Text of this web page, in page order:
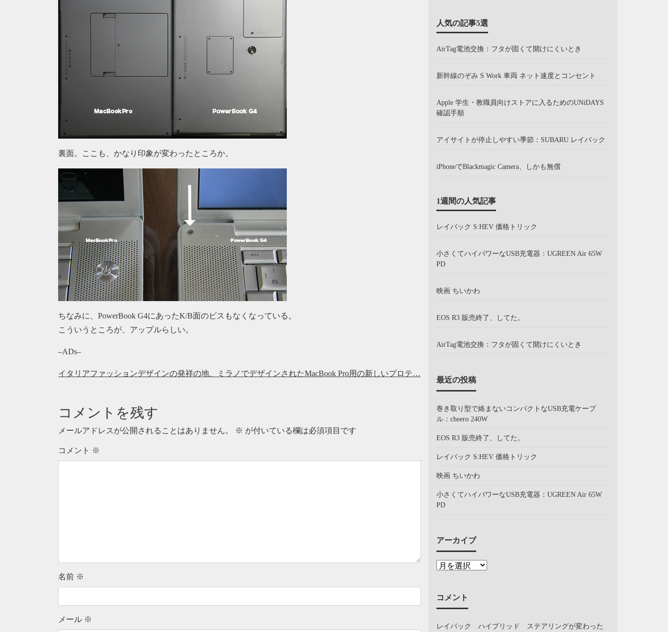
裏面。ここも、かなり印象が変わったところか。
ちなみに、PowerBook G4にあったK/B面のビスもなくなっている。
こういうところが、アップルらしい。
–ADs–
イタリアファッションデザインの発祥の地、ミラノでデザインされたMacBook Pro用の新しいプロテ…
コメントを残す
メールアドレスが公開されることはありません。 ※ が付いている欄は必須項目です
コメント ※
名前 ※
メール ※
人気の記事5選
AirTag電池交換：フタが固くて開けにくいとき
新幹線のぞみ S Work 車両 ネット速度とコンセント
Apple 学生・教職員向けストアに入るためのUNiDAYS
確認手順
アイサイトが停止しやすい季節：SUBARU レイバック
iPhoneでBlackmagic Camera、しかも無償
1週間の人気記事
レイバック S:HEV 価格トリック
小さくてハイパワーなUSB充電器：UGREEN Air 65W
PD
映画 ちいかわ
EOS R3 販売終了、してた。
AirTag電池交換：フタが固くて開けにくいとき
最近の投稿
巻き取り型で絡まないコンパクトなUSB充電ケーブ
ル：cheero 240W
EOS R3 販売終了、してた。
レイバック S:HEV 価格トリック
映画 ちいかわ
小さくてハイパワーなUSB充電器：UGREEN Air 65W
PD
アーカイブ
コメント
レイバック ハイブリッド ステアリングが変わった